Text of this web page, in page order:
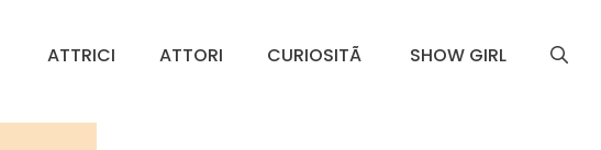
ATTRICI ATTORI CURIOSITÃ SHOW GIRL